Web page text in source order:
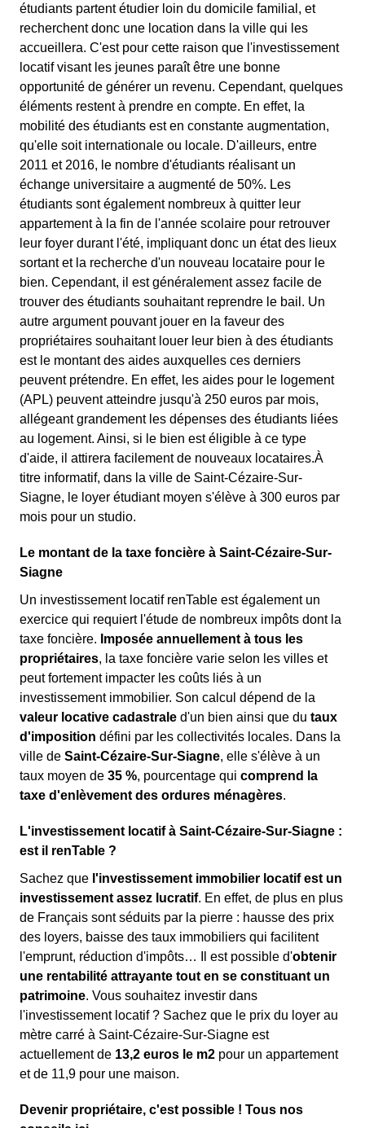
étudiants partent étudier loin du domicile familial, et
recherchent donc une location dans la ville qui les
accueillera. C'est pour cette raison que l'investissement
locatif visant les jeunes paraît être une bonne
opportunité de générer un revenu. Cependant, quelques
éléments restent à prendre en compte. En effet, la
mobilité des étudiants est en constante augmentation,
qu'elle soit internationale ou locale. D'ailleurs, entre
2011 et 2016, le nombre d'étudiants réalisant un
échange universitaire a augmenté de 50%. Les
étudiants sont également nombreux à quitter leur
appartement à la fin de l'année scolaire pour retrouver
leur foyer durant l'été, impliquant donc un état des lieux
sortant et la recherche d'un nouveau locataire pour le
bien. Cependant, il est généralement assez facile de
trouver des étudiants souhaitant reprendre le bail. Un
autre argument pouvant jouer en la faveur des
propriétaires souhaitant louer leur bien à des étudiants
est le montant des aides auxquelles ces derniers
peuvent prétendre. En effet, les aides pour le logement
(APL) peuvent atteindre jusqu'à 250 euros par mois,
allégeant grandement les dépenses des étudiants liées
au logement. Ainsi, si le bien est éligible à ce type
d'aide, il attirera facilement de nouveaux locataires.À
titre informatif, dans la ville de Saint-Cézaire-Sur-
Siagne, le loyer étudiant moyen s'élève à 300 euros par
mois pour un studio.
Le montant de la taxe foncière à Saint-Cézaire-Sur-
Siagne
Un investissement locatif renTable est également un
exercice qui requiert l'étude de nombreux impôts dont la
taxe foncière. Imposée annuellement à tous les
propriétaires, la taxe foncière varie selon les villes et
peut fortement impacter les coûts liés à un
investissement immobilier. Son calcul dépend de la
valeur locative cadastrale d'un bien ainsi que du taux
d'imposition défini par les collectivités locales. Dans la
ville de Saint-Cézaire-Sur-Siagne, elle s'élève à un
taux moyen de 35 %, pourcentage qui comprend la
taxe d'enlèvement des ordures ménagères.
L'investissement locatif à Saint-Cézaire-Sur-Siagne :
est il renTable ?
Sachez que l'investissement immobilier locatif est un
investissement assez lucratif. En effet, de plus en plus
de Français sont séduits par la pierre : hausse des prix
des loyers, baisse des taux immobiliers qui facilitent
l'emprunt, réduction d'impôts… Il est possible d'obtenir
une rentabilité attrayante tout en se constituant un
patrimoine. Vous souhaitez investir dans
l'investissement locatif ? Sachez que le prix du loyer au
mètre carré à Saint-Cézaire-Sur-Siagne est
actuellement de 13,2 euros le m2 pour un appartement
et de 11,9 pour une maison.
Devenir propriétaire, c'est possible ! Tous nos